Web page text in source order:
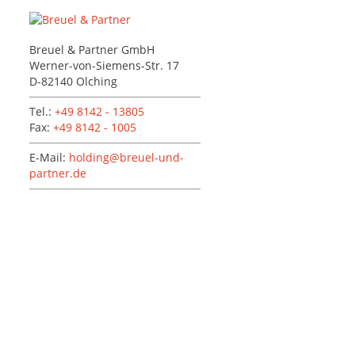
Breuel & Partner GmbH
Werner-von-Siemens-Str. 17
D-82140 Olching
Tel.: +49 8142 - 13805
Fax: +49 8142 - 1005
E-Mail: holding@breuel-und-
partner.de